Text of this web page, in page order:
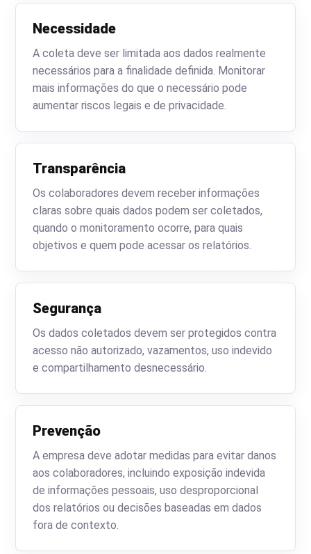
Necessidade
A coleta deve ser limitada aos dados realmente
necessários para a finalidade definida. Monitorar
mais informações do que o necessário pode
aumentar riscos legais e de privacidade.
Transparência
Os colaboradores devem receber informações
claras sobre quais dados podem ser coletados,
quando o monitoramento ocorre, para quais
objetivos e quem pode acessar os relatórios.
Segurança
Os dados coletados devem ser protegidos contra
acesso não autorizado, vazamentos, uso indevido
e compartilhamento desnecessário.
Prevenção
A empresa deve adotar medidas para evitar danos
aos colaboradores, incluindo exposição indevida
de informações pessoais, uso desproporcional
dos relatórios ou decisões baseadas em dados
fora de contexto.